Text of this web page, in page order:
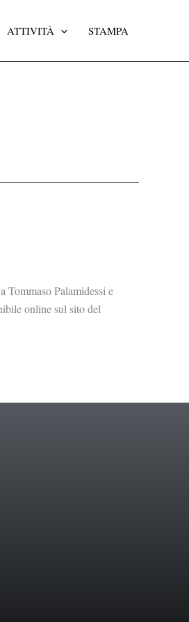
ATTIVITÀ STAMPA
Tommaso Palamidessi e
online sul sito del